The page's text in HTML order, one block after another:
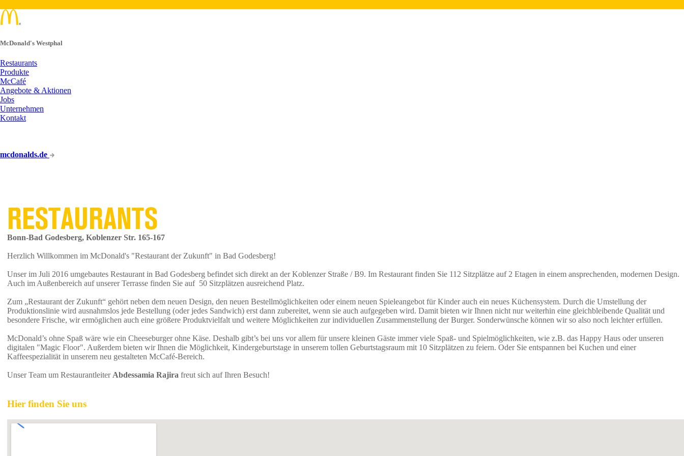
McDonald's Westphal
Restaurants
Produkte
McCafé
Angebote & Aktionen
Jobs
Unternehmen
Kontakt
mcdonalds.de
RESTAURANTS
Bonn-Bad Godesberg, Koblenzer Str. 165-167
Herzlich Willkommen im McDonald's "Restaurant der Zukunft" in Bad Godesberg!
Unser im Juli 2016 umgebautes Restaurant in Bad Godesberg befindet sich direkt an der Koblenzer Straße / B9. Im Restaurant finden Sie 112 Sitzplätze auf 2 Etagen in einem ansprechenden, modernen Design.
Auch im Außenbereich auf unserer Terrasse finden Sie auf 50 Sitzplätzen ausreichend Platz.
Zum „Restaurant der Zukunft“ gehört neben dem neuen Design, den neuen Bestellmöglichkeiten oder einem neuen Spieleangebot für Kinder auch ein neues Küchensystem. Durch die Umstellung der
Produktionslinie wird ausnahmslos jede Bestellung (oder jedes Sandwich) erst dann zubereitet, wenn sie auch aufgegeben wird. Damit bieten wir Ihnen nicht nur weiterhin eine gleichbleibende Qualität und
besondere Frische, wir ermöglichen auch eine größere Produktvielfalt und weitere Möglichkeiten zur individuellen Zusammenstellung der Burger. Sonderwünsche können wir so also noch leichter erfüllen.
McDonald’s ohne Spaß wäre wie ein Cheeseburger ohne Käse. Deshalb gibt’s bei uns vor allem für unsere kleinen Gäste immer viele Spaß- und Spielmöglichkeiten, wie z.B. das Happy Haus oder unseren
digitalen "Magic Floor". Außerdem bieten wir Ihnen die Möglichkeit, Kindergeburtstage in unserem tollen Geburtstagsraum mit 10 Sitzplätzen zu feiern. Oder Sie entspannen bei Kuchen und einer
Kaffeespezialität in unserem neu gestalteten McCafé-Bereich.
Unser Team um Restaurantleiter Abdessamia Rajira freut sich auf Ihren Besuch!
Hier finden Sie uns